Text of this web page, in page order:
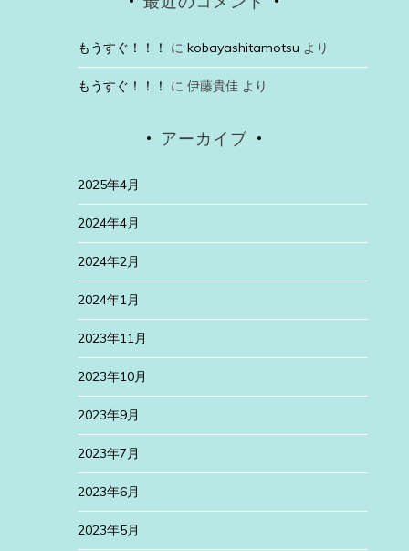
もうすぐ！！！ に kobayashitamotsu より
もうすぐ！！！ に 伊藤貴佳より
アーカイブ
2025年4月
2024年4月
2024年2月
2024年1月
2023年11月
2023年10月
2023年9月
2023年7月
2023年6月
2023年5月